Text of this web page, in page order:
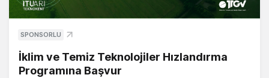
SPONSORLU
İklim ve Temiz Teknolojiler Hızlandırma
Programına Başvur